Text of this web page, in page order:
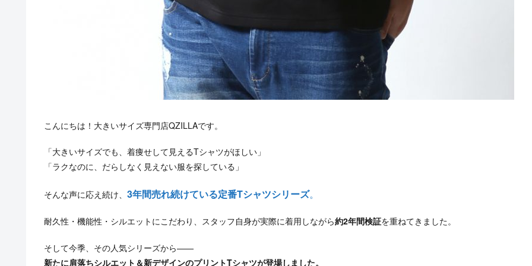
こんにちは！大きいサイズ専門店QZILLAです。
「大きいサイズでも、着痩せして見えるTシャツがほしい」
「ラクなのに、だらしなく見えない服を探している」
そんな声に応え続け、 3年間売れ続けている定番Tシャツシリーズ。
耐久性・機能性・シルエットにこだわり、スタッフ自身が実際に着用しながら約2年間検証を重ねてきました。
そして今季、その人気シリーズから——
新たに肩落ちシルエット＆新デザインのプリントTシャツが登場しました。